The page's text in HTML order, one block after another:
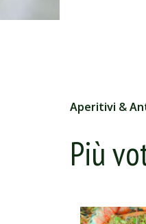
Aperitivi &
Più